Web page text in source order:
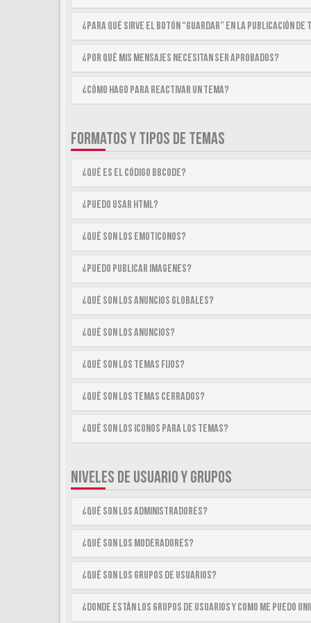
¿Para qué sirve el botón “Guardar” en la publicación de
¿Por qué mis mensajes necesitan ser aprobados?
¿Cómo hago para reactivar un tema?
FORMATOS Y TIPOS DE TEMAS
¿Qué es el código BBCode?
¿Puedo usar HTML?
¿Qué son los emoticonos?
¿Puedo publicar imagenes?
¿Qué son los anuncios globales?
¿Qué son los anuncios?
¿Qué son los temas fijos?
¿Qué son los temas cerrados?
¿Qué son los iconos para los temas?
NIVELES DE USUARIO Y GRUPOS
¿Qué son los Administradores?
¿Qué son los Moderadores?
¿Qué son los Grupos de Usuarios?
¿Donde están los Grupos de Usuarios y como me puedo